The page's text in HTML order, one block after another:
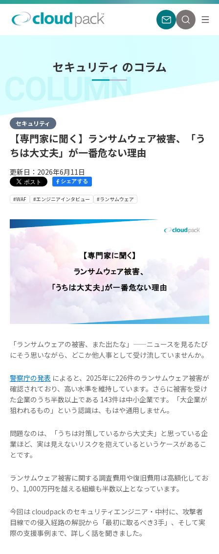
セキュリティ のコラム
COLUMN
セキュリティ
【専門家に聞く】ランサムウェア被害、「う
ちは大丈夫」が一番危ない理由
更新日：2026年6月11日
シェアする
#WAF #エンジニアインタビュー #ランサムウェア
「ランサムウェアの被害、また出たな」——ニュースを見るたび
にそう思いながら、どこか他人事として受け流していませんか。
警察庁の発表 によると、2025年に226件のランサムウェア被害が
確認されており、高い水準を維持しています。さらに被害を受け
た企業のうち半数以上である 143件は中小企業です。「大企業が
狙われるもの」という認識は、もはや通用しません。
問題なのは、「うちは対策しているから大丈夫」と思っている企
業ほど、実は見えないリスクを抱えているというケースがあるこ
とです。
ランサムウェア被害に関する調査費用や復旧費用は高額化してお
り、1,000万円を越える組織も半数以上となっています。
今回は cloudpack のセキュリティエンジニア・中村に、攻撃者
目線での侵入経路の解説から「最初に取るべき3手」、そして実
際の支援事例まで、詳しく話を聞きました。